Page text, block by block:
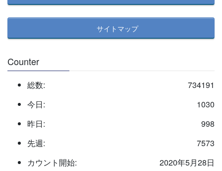
サイトマップ
Counter
734191
総数:
1030
今日:
998
昨日:
7573
先週:
2020年5月28日
カウント開始: